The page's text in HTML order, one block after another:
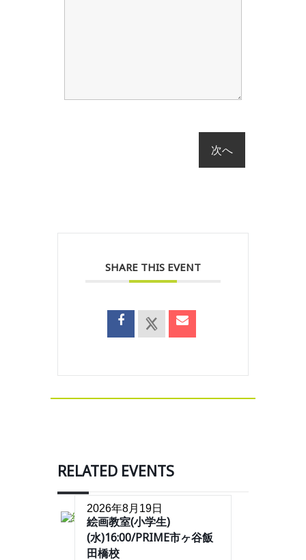
SHARE THIS EVENT
RELATED EVENTS
2026年8月19日
絵画教室(小学生)
(水)16:00/PRIME市ヶ谷飯
田橋校